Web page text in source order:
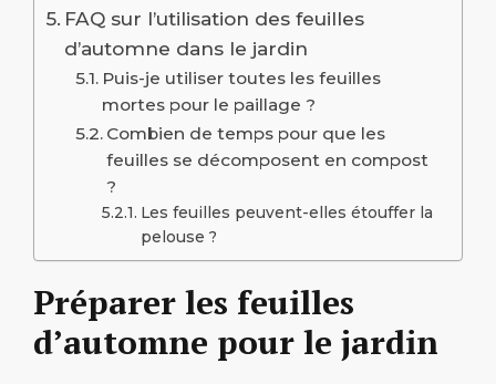
FAQ sur l’utilisation des feuilles
d’automne dans le jardin
Puis-je utiliser toutes les feuilles
mortes pour le paillage ?
Combien de temps pour que les
feuilles se décomposent en compost
?
Les feuilles peuvent-elles étouffer la
pelouse ?
Préparer les feuilles
d’automne pour le jardin